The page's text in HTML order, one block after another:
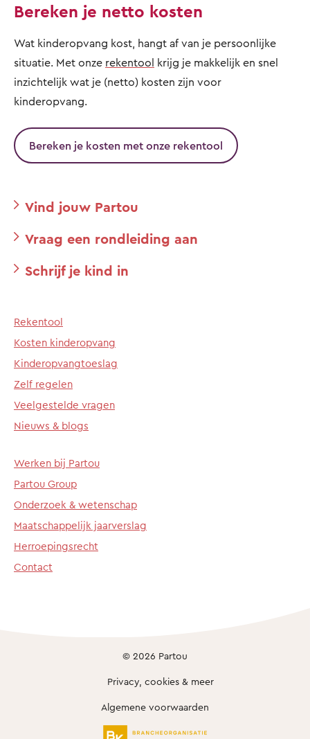
Bereken je netto kosten
Wat kinderopvang kost, hangt af van je persoonlijke
situatie. Met onze rekentool krijg je makkelijk en snel
inzichtelijk wat je (netto) kosten zijn voor
kinderopvang.
Bereken je kosten met onze rekentool
Vind jouw Partou
Vraag een rondleiding aan
Schrijf je kind in
Rekentool
Kosten kinderopvang
Kinderopvangtoeslag
Zelf regelen
Veelgestelde vragen
Nieuws & blogs
Werken bij Partou
Partou Group
Onderzoek & wetenschap
Maatschappelijk jaarverslag
Herroepingsrecht
Contact
© 2026 Partou
Privacy, cookies & meer
Algemene voorwaarden